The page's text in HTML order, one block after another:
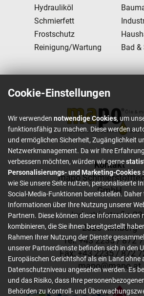
Hydrauliköl
Schmierfett
Frostschutz
Reinigung/Wartung
Bad
Footer content
Kontakt
mapo
GmbH
Industriestraße
2325 Himberg
Tel: +43 2235 / 872
Fax: +43 2235 / 872
mapo@mapo.at
Cookie-Einstellungen
Wir verwenden notwendige Cookies, um
funktionsfähig zu machen. Diese werden
und ermöglichen Sicherheit, Zugänglichkeit
Netzwerkmanagement. Da wir Ihre
verbessern möchten, würden wir gerne
Personalisierungs- und Marketing-Cookies
wie Sie unsere Seite nutzen, personalisierte
Social-Media-Funktionen bereitstellen. Daher
Informationen über Ihre Nutzung unserer
Partnern. Diese können diese Informationen
kombinieren, die Sie ihnen bereitgestellt
Rahmen Ihrer Nutzung der Dienste
unserer Partnerdienste befinden sich in den
Europäischen Gerichtshof als ein Land ohne
Datenschutzniveau angesehen werden. Es
und das Risiko, dass Ihre
Behörden zu Kontroll- und